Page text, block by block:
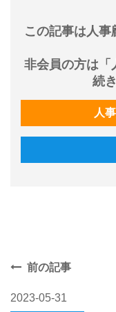
この記事は人
非会員の方は「
続
人
前の記事
2023-05-31